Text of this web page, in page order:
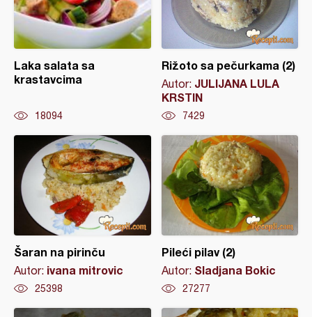
Laka salata sa
krastavcima
18094
Rižoto sa pečurkama (2)
Autor: JULIJANA LULA
KRSTIN
7429
Šaran na pirinču
Autor: ivana mitrovic
25398
Pileći pilav (2)
Autor: Sladjana Bokic
27277